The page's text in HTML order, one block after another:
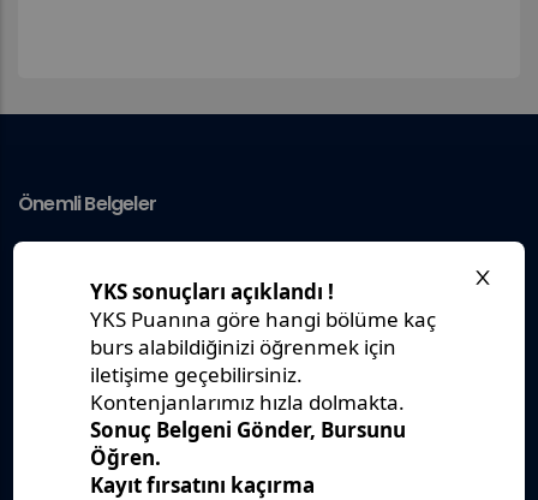
Önemli Belgeler
IUS Statüs
Yönetmelikler
Kanunlar
Kararlar